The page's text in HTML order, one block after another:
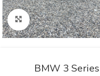
Click to enlarge
BMW 3